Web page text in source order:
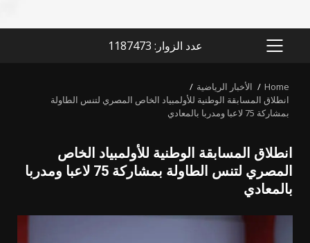
PRIMARY
عدد الزوار: 1187473
Home
الأخبار الرياضية
انطلاق المسابقة الوطنية للأولمبياد الخاص المصري لتنس الطاولة
بمشاركة 75 لاعبا ومدربا بالمعادي
انطلاق المسابقة الوطنية للأولمبياد الخاص
المصري لتنس الطاولة بمشاركة 75 لاعبا ومدربا
بالمعادي